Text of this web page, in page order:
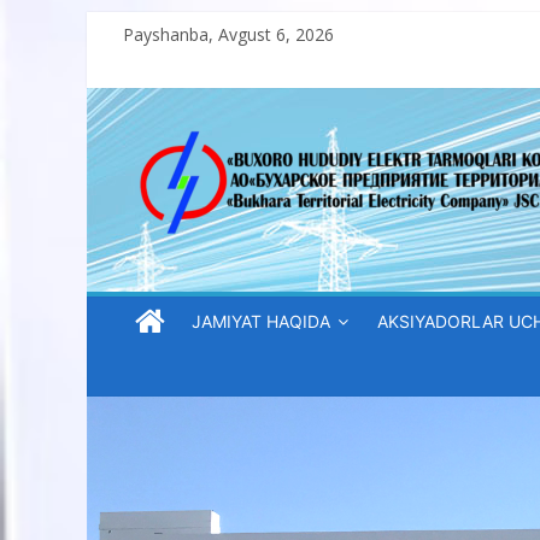
content
Payshanba, Avgust 6, 2026
“Buxoro
hududiy
elektr
tarmoqlari
korxonasi”
“Buxoro
JAMIYAT HAQIDA AKSIYADORLAR